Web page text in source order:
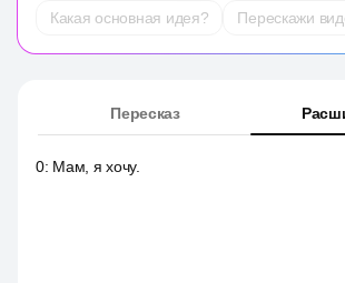
Какая основная идея?
Перескажи
Пересказ
0: Мам, я хочу.